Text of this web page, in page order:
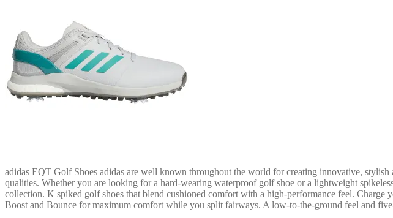
adidas EQT Golf Shoes adidas are well known throughout the world for creating innovative,
qualities. Whether you are looking for a hard-wearing waterproof golf shoe or a lightweight
collection. K spiked golf shoes that blend cushioned comfort with a high-performance feel.
Boost and Bounce for maximum comfort while you split fairways. A low-to-the-ground feel and